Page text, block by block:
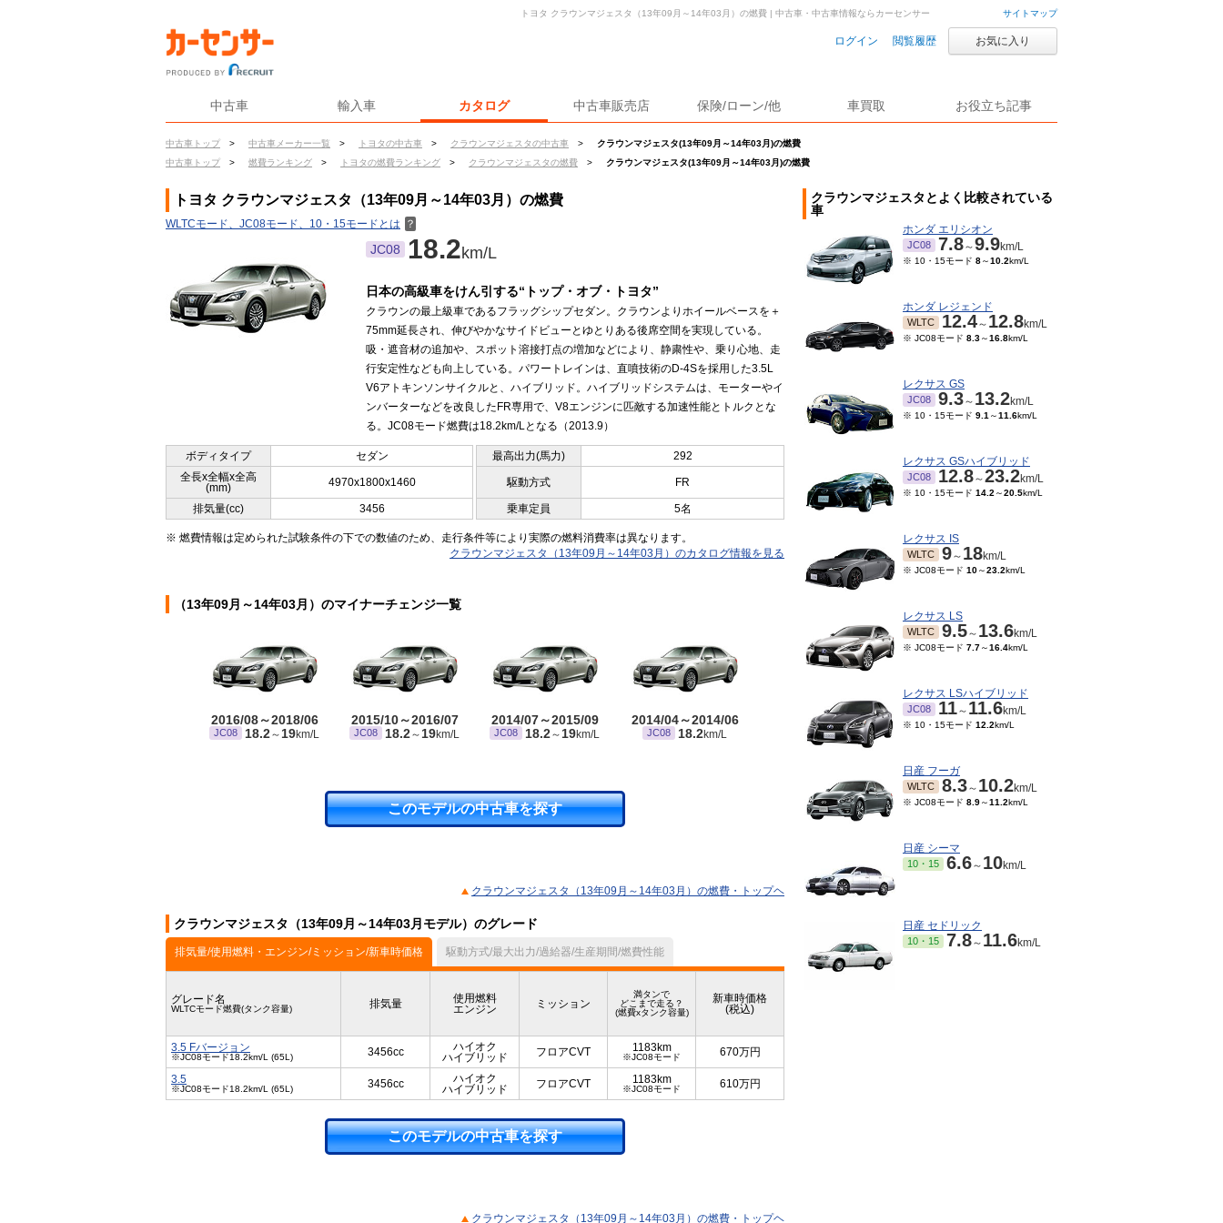
サイトマップ
ログイン 閲覧履歴 お気に入り
中古車 輸入車 カタログ 中古車販売店 保険/ローン/他 車買取 お役立ち記事
中古車トップ > 中古車メーカー一覧 > トヨタの中古車 > クラウンマジェスタの中古車 >
クラウンマジェスタ(13年09月～14年03月)の燃費
中古車トップ
> 燃費ランキング > トヨタの燃費ランキング > クラウンマジェスタの燃費 > クラウンマジェスタ(13年09月～14年03月)の燃費
トヨタ クラウンマジェスタ（13年09月～14年03月）の燃費 | 中古車・中古車情報ならカーセンサー
トヨタ クラウンマジェスタ（13年09月～14年03月）の燃費
WLTCモード、JC08モード、10・15モードとは ？
JC08 18.2km/L
日本の高級車をけん引する“トップ・オブ・トヨタ”
クラウンの最上級車であるフラッグシップセダン。クラウンよりホイールベースを＋
75mm延長され、伸びやかなサイドビューとゆとりある後席空間を実現している。
吸・遮音材の追加や、スポット溶接打点の増加などにより、静粛性や、乗り心地、走
行安定性なども向上している。パワートレインは、直噴技術のD-4Sを採用した3.5L
V6アトキンソンサイクルと、ハイブリッド。ハイブリッドシステムは、モーターやイ
ンバーターなどを改良したFR専用で、V8エンジンに匹敵する加速性能とトルクとな
る。JC08モード燃費は18.2km/Lとなる（2013.9）
ボディタイプ セダン 最高出力(馬力)
292
全長x全幅x全高
(mm)
4970x1800x1460 駆動方式 FR
排気量(cc) 3456 乗車定員 5名
※ 燃費情報は定められた試験条件の下での数値のため、走行条件等により実際の燃料消費率は異なります。
クラウンマジェスタ（13年09月～14年03月）のカタログ情報を見る
（13年09月～14年03月）のマイナーチェンジ一覧
2016/08～2018/06
JC08 18.2～19km/L
2015/10～2016/07
JC08 18.2～19km/L
2014/07～2015/09
JC08 18.2～19km/L
2014/04～2014/06
JC08 18.2km/L
このモデルの中古車を探す
クラウンマジェスタ（13年09月～14年03月）の燃費・トップヘ
クラウンマジェスタ（13年09月～14年03月モデル）のグレード
排気量/使用燃料・エンジン/ミッション/新車時価格 駆動方式/最大出力/過給器/生産期間/燃費性能
グレード名
WLTCモード燃費(タンク容量) 排気量
使用燃料
エンジン
ミッション
満タンで
どこまで走る？
(燃費xタンク容量)
新車時価格
(税込)
3.5 Fバージョン
※JC08モード18.2km/L (65L) 3456cc
ハイオク
ハイブリッド
フロアCVT 1183km
※JC08モード 670万円
3.5
※JC08モード18.2km/L (65L) 3456cc
ハイオク
ハイブリッド
フロアCVT 1183km
※JC08モード 610万円
このモデルの中古車を探す
クラウンマジェスタ（13年09月～14年03月）の燃費・トップヘ
クラウンマジェスタとよく比較されている
車
ホンダ エリシオン
JC08 7.8～9.9km/L
※ 10・15モード 8～10.2km/L
ホンダ レジェンド
WLTC 12.4～ 12.8km/L
※ JC08モード 8.3～16.8km/L
レクサス GS
JC08 9.3～ 13.2km/L
※ 10・15モード 9.1 ～11.6km/L
レクサス GSハイブリッド
JC08 12.8～23.2km/L
※ 10・15モード 14.2 ～20.5km/L
レクサス IS
WLTC 9～ 18km/L
※ JC08モード 10～23.2km/L
レクサス LS
WLTC 9.5～ 13.6km/L
※ JC08モード 7.7～16.4km/L
レクサス LSハイブリッド
JC08 11～ 11.6km/L
※ 10・15モード 12.2km/L
日産 フーガ
WLTC 8.3～ 10.2km/L
※ JC08モード 8.9～11.2km/L
日産 シーマ
10・15 6.6～ 10km/L
日産 セドリック
10・15 7.8～ 11.6km/L